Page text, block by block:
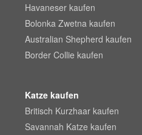
Havaneser kaufen
Bolonka Zwetna kaufen
Australian Shepherd kaufen
Border Collie kaufen
Katze kaufen
Britisch Kurzhaar kaufen
Savannah Katze kaufen